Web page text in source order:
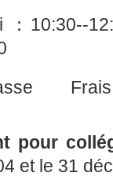
12:30
Frais
pour
et le 31